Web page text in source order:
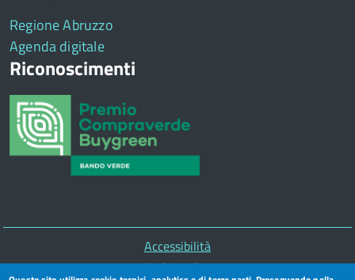
Regione Abruzzo
Agenda digitale
Riconoscimenti
di
Accessibilità
Cookie policy